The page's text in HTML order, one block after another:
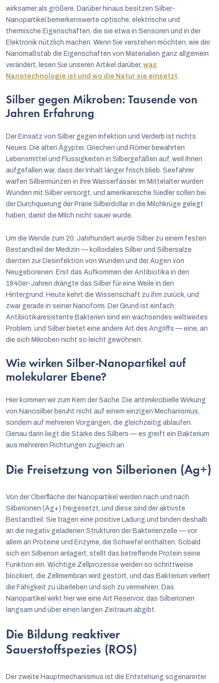
wirksamer als größere. Darüber hinaus besitzen Silber-
Nanopartikel bemerkenswerte optische, elektrische und
thermische Eigenschaften, die sie etwa in Sensoren und in der
Elektronik nützlich machen. Wenn Sie verstehen möchten, wie der
Nanomaßstab die Eigenschaften von Materialien ganz allgemein
verändert, lesen Sie unseren Artikel darüber, was
Nanotechnologie ist und wo die Natur sie einsetzt
Silber gegen Mikroben: Tausende von
Jahren Erfahrung
Der Einsatz von Silber gegen Infektion und Verderb ist nichts
Neues. Die alten Ägypter, Griechen und Römer bewahrten
Lebensmittel und Flüssigkeiten in Silbergefäßen auf, weil ihnen
aufgefallen war, dass der Inhalt länger frisch blieb. Seefahrer
warfen Silbermünzen in ihre Wasserfässer. Im Mittelalter wurden
Wunden mit Silber versorgt, und amerikanische Siedler sollen bei
der Durchquerung der Prärie Silberdollar in die Milchkrüge gelegt
haben, damit die Milch nicht sauer wurde.
Um die Wende zum 20. Jahrhundert wurde Silber zu einem festen
Bestandteil der Medizin — kolloidales Silber und Silbersalze
dienten zur Desinfektion von Wunden und der Augen von
Neugeborenen. Erst das Aufkommen der Antibiotika in den
1940er-Jahren drängte das Silber für eine Weile in den
Hintergrund. Heute kehrt die Wissenschaft zu ihm zurück, und
zwar gerade in seiner Nanoform. Der Grund ist einfach:
Antibiotikaresistente Bakterien sind ein wachsendes weltweites
Problem, und Silber bietet eine andere Art des Angriffs — eine, an
die sich Mikroben nicht so leicht gewöhnen.
Wie wirken Silber-Nanopartikel auf
molekularer Ebene?
Hier kommen wir zum Kern der Sache. Die antimikrobielle Wirkung
von Nanosilber beruht nicht auf einem einzigen Mechanismus,
sondern auf mehreren Vorgängen, die gleichzeitig ablaufen.
Genau darin liegt die Stärke des Silbers — es greift ein Bakterium
aus mehreren Richtungen zugleich an.
Die Freisetzung von Silberionen (Ag+)
Von der Oberfläche der Nanopartikel werden nach und nach
Silberionen (Ag+) freigesetzt, und diese sind der aktivste
Bestandteil. Sie tragen eine positive Ladung und binden deshalb
an die negativ geladenen Strukturen der Bakterienzelle — vor
allem an Proteine und Enzyme, die Schwefel enthalten. Sobald
sich ein Silberion anlagert, stellt das betreffende Protein seine
Funktion ein. Wichtige Zellprozesse werden so schrittweise
blockiert, die Zellmembran wird gestört, und das Bakterium verliert
die Fähigkeit zu überleben und sich zu vermehren. Das
Nanopartikel wirkt hier wie eine Art Reservoir, das Silberionen
langsam und über einen langen Zeitraum abgibt.
Die Bildung reaktiver
Sauerstoffspezies (ROS)
Der zweite Hauptmechanismus ist die Entstehung sogenannter